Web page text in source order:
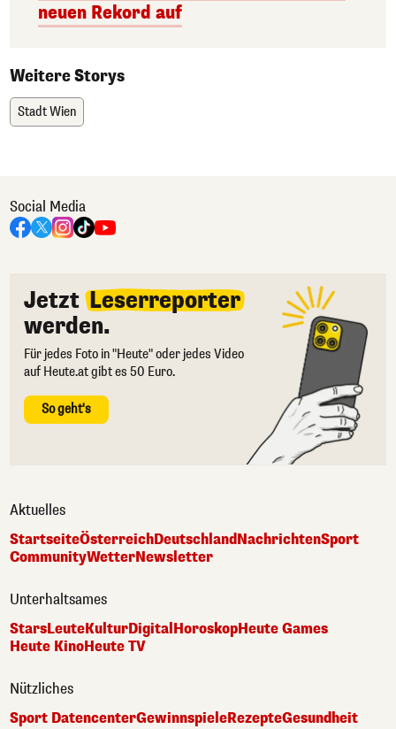
neuen Rekord auf
Weitere Storys
Stadt Wien
Social Media
Jetzt Leserreporter
werden.
Für jedes Foto in "Heute" oder jedes Video
auf Heute.at gibt es 50 Euro.
So geht's
Aktuelles
StartseiteÖsterreichDeutschlandNachrichtenSport
CommunityWetterNewsletter
Unterhaltsames
StarsLeuteKulturDigital HoroskopHeute Games
Heute KinoHeute TV
Nützliches
Sport DatencenterGewinnspieleRezepteGesundheit